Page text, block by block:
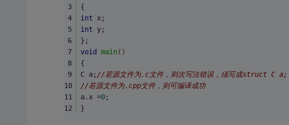
{
int x;
int y;
};
void
main()
{
C a; //若源文件为.c文件，则次写法错误，须写成struct C a;
//若源文件为.cpp文件，则可编译成功
a.x =0;
}